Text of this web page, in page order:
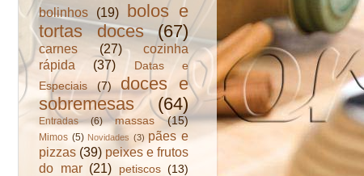
bolinhos
(19)
bolos e
tortas doces
(67)
carnes (27)
cozinha
rápida
(37)
Datas e
Especiais
(7)
doces e
sobremesas
(64)
Entradas (6) massas (15)
Mimos (5) Novidades (3) pães e
pizzas (39) peixes e frutos
do mar (21) petiscos (13)